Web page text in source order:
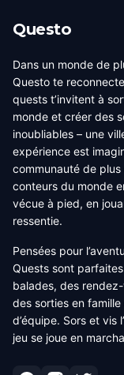
Questo
Dans un monde de
Questo te
quests t’invitent à
monde et créer des
inoubliables – une
expérience est
communauté de
conteurs du monde
vécue à pied, en
ressentie.
Pensées pour
Quests sont
balades, des
des sorties en
d’équipe. Sors et vis
jeu se joue en